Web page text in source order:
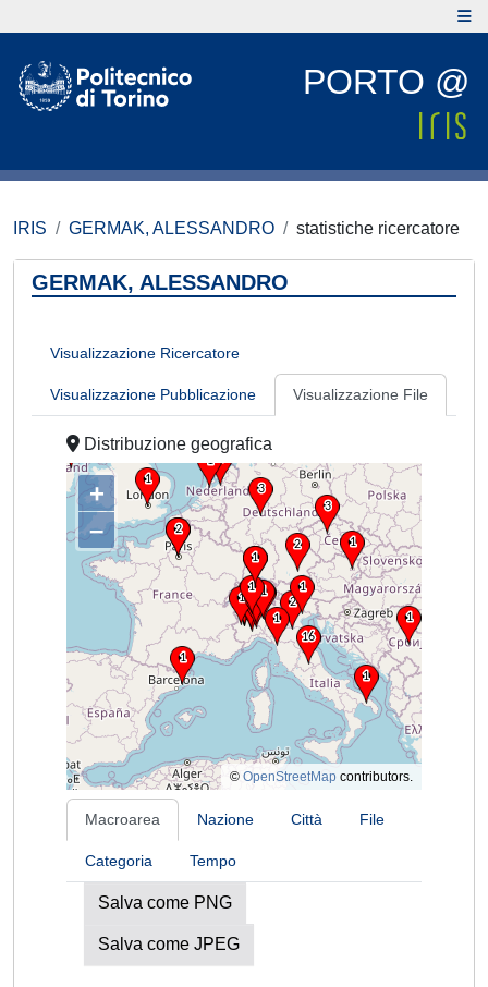
PORTO @
IRIS GERMAK, ALESSANDRO statistiche ricercatore
GERMAK, ALESSANDRO
Visualizzazione Ricercatore
Visualizzazione Pubblicazione Visualizzazione File
Distribuzione geografica
+
–
© OpenStreetMap contributors.
Macroarea Nazione Città File
Categoria Tempo
Salva come PNG
Salva come JPEG